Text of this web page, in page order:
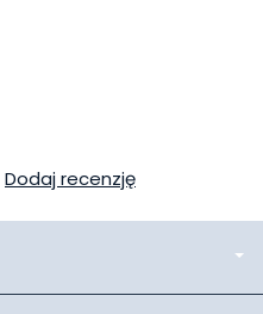
Dodaj recenzję